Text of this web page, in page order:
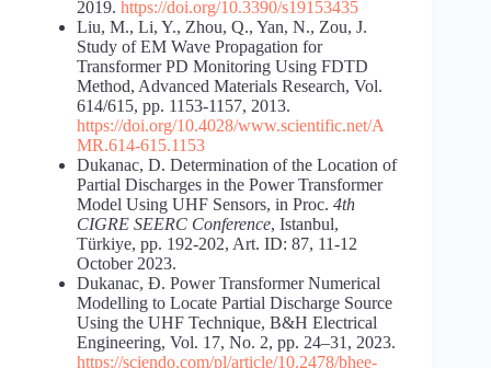
2019. https://doi.org/10.3390/s19153435
Liu, M., Li, Y., Zhou, Q., Yan, N., Zou, J.
Study of EM Wave Propagation for
Transformer PD Monitoring Using FDTD
Method, Advanced Materials Research, Vol.
614/615, pp. 1153-1157, 2013.
https://doi.org/10.4028/www.scientific.net/A
MR.614-615.1153
Dukanac, D. Determination of the Location of
Partial Discharges in the Power Transformer
Model Using UHF Sensors, in Proc. 4th
CIGRE SEERC Conference, Istanbul,
Türkiye, pp. 192-202, Art. ID: 87, 11-12
October 2023.
Dukanac, Đ. Power Transformer Numerical
Modelling to Locate Partial Discharge Source
Using the UHF Technique, B&H Electrical
Engineering, Vol. 17, No. 2, pp. 24–31, 2023.
https://sciendo.com/pl/article/10.2478/bhee-